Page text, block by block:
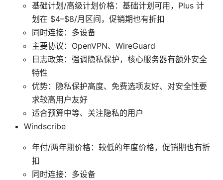
基础计划/高级计划价格：基础计划可用，Plus 计
划在 $4–$8/月区间，促销期也有折扣
同时连接：多设备
主要协议：OpenVPN、WireGuard
日志政策：强调隐私保护，核心服务器有额外安全
特性
优势：隐私保护高度、免费选项友好、对安全性要
求较高用户友好
适合预算中等、关注隐私的用户
Windscribe
年付/两年期价格：较低的年度价格，促销期也有折
扣
同时连接：多设备